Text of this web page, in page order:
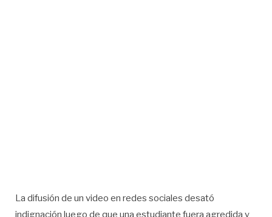
La difusión de un video en redes sociales desató
indignación luego de que una estudiante fuera agredida y